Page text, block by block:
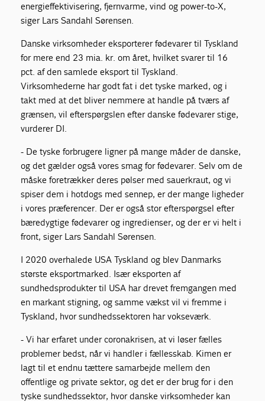
energieffektivisering, fjernvarme, vind og power-to-X,
siger Lars Sandahl Sørensen.
Danske virksomheder eksporterer fødevarer til Tyskland
for mere end 23 mia. kr. om året, hvilket svarer til 16
pct. af den samlede eksport til Tyskland.
Virksomhederne har godt fat i det tyske marked, og i
takt med at det bliver nemmere at handle på tværs af
grænsen, vil efterspørgslen efter danske fødevarer stige,
vurderer DI.
- De tyske forbrugere ligner på mange måder de danske,
og det gælder også vores smag for fødevarer. Selv om de
måske foretrækker deres pølser med sauerkraut, og vi
spiser dem i hotdogs med sennep, er der mange ligheder
i vores præferencer. Der er også stor efterspørgsel efter
bæredygtige fødevarer og ingredienser, og der er vi helt i
front, siger Lars Sandahl Sørensen.
I 2020 overhalede USA Tyskland og blev Danmarks
største eksportmarked. Især eksporten af
sundhedsprodukter til USA har drevet fremgangen med
en markant stigning, og samme vækst vil vi fremme i
Tyskland, hvor sundhedssektoren har vokseværk.
- Vi har erfaret under coronakrisen, at vi løser fælles
problemer bedst, når vi handler i fællesskab. Kimen er
lagt til et endnu tættere samarbejde mellem den
offentlige og private sektor, og det er der brug for i den
tyske sundhedssektor, hvor danske virksomheder kan